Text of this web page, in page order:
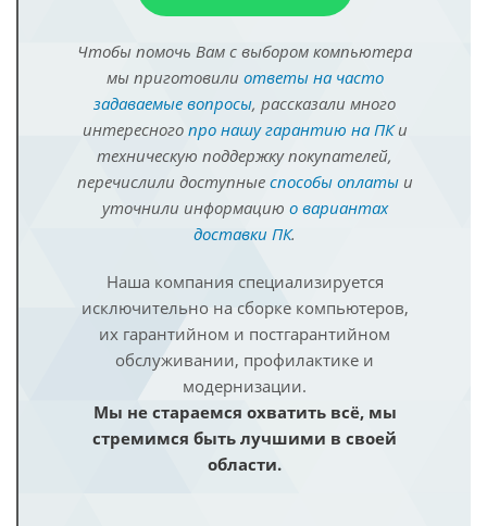
Чтобы помочь Вам с выбором компьютера
мы приготовили ответы на часто
задаваемые вопросы, рассказали много
интересного про нашу гарантию на ПКи
техническую поддержку покупателей,
перечислили доступные способы оплатыи
уточнили информацию о вариантах
доставки ПК.
Наша компания специализируется
исключительно на сборке компьютеров,
их гарантийном и постгарантийном
обслуживании, профилактике и
модернизации.
Мы не стараемся охватить всё, мы
стремимся быть лучшими в своей
области.